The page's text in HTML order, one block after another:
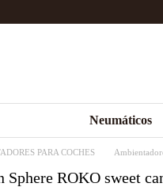
Neumáticos
PARA COCHES
ROKO sweet